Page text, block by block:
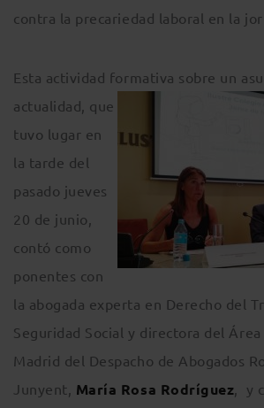
contra la precariedad laboral en la
Esta actividad formativa sobre un
actualidad, que
tuvo lugar en
la tarde del
pasado jueves
20 de junio,
contó como
ponentes con
la abogada experta en Derecho del
Seguridad Social y directora del Área
Madrid del Despacho de Abogados
Junyent, María Rosa Rodríguez, y